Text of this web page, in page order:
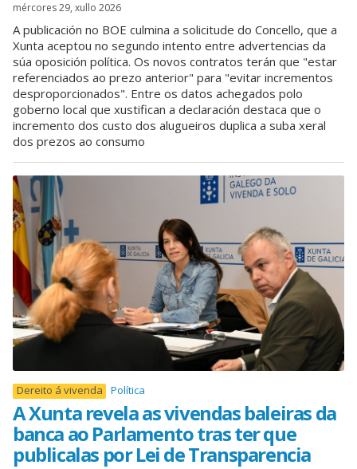
mércores 29, xullo 2026
A publicación no BOE culmina a solicitude do Concello, que a
Xunta aceptou no segundo intento entre advertencias da
súa oposición política. Os novos contratos terán que "estar
referenciados ao prezo anterior" para "evitar incrementos
desproporcionados". Entre os datos achegados polo
goberno local que xustifican a declaración destaca que o
incremento dos custo dos alugueiros duplica a suba xeral
dos prezos ao consumo
Dereito á vivenda Política
A Xunta revela as vivendas baleiras da
banca ao Parlamento tras ter que
publicalas por Lei de Transparencia